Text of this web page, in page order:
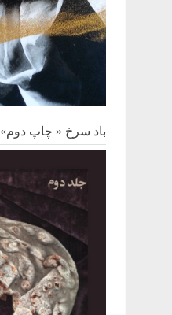
باد سرخ « چاپ دوم»